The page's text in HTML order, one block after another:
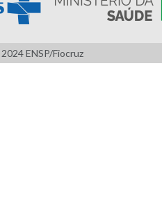
ENSP/Fiocruz